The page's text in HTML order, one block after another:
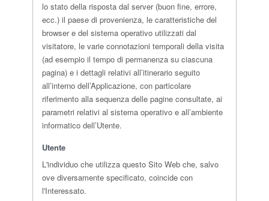
lo stato della risposta dal server (buon fine, errore,
ecc.) il paese di provenienza, le caratteristiche del
browser e del sistema operativo utilizzati dal
visitatore, le varie connotazioni temporali della visita
(ad esempio il tempo di permanenza su ciascuna
pagina) e i dettagli relativi all’itinerario seguito
all’interno dell’Applicazione, con particolare
riferimento alla sequenza delle pagine consultate, ai
parametri relativi al sistema operativo e all’ambiente
informatico dell’Utente.
Utente
L'individuo che utilizza questo Sito Web che, salvo
ove diversamente specificato, coincide con
l'Interessato.